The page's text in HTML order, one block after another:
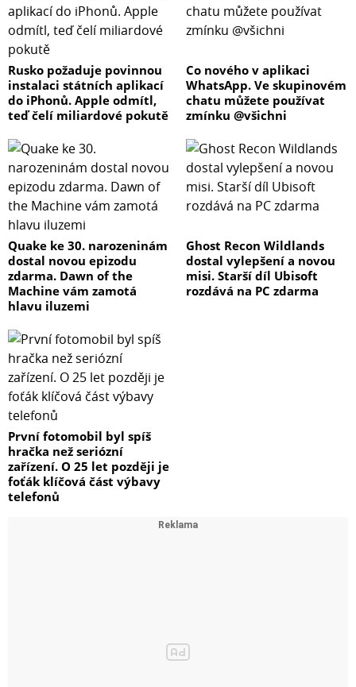
Rusko požaduje povinnou
instalaci státních aplikací
do iPhonů. Apple odmítl,
teď čelí miliardové pokutě
Co nového v aplikaci
WhatsApp. Ve skupinovém
chatu můžete používat
zmínku @všichni
Quake ke 30. narozeninám
dostal novou epizodu
zdarma. Dawn of the
Machine vám zamotá
hlavu iluzemi
Ghost Recon Wildlands
dostal vylepšení a novou
misi. Starší díl Ubisoft
rozdává na PC zdarma
První fotomobil byl spíš
hračka než seriózní
zařízení. O 25 let později je
foťák klíčová část výbavy
telefonů